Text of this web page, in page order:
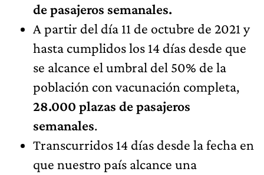
de pasajeros semanales.
A partir del día 11 de octubre de 2021 y
hasta cumplidos los 14 días desde que
se alcance el umbral del 50% de la
población con vacunación completa,
28.000 plazas de pasajeros
semanales.
Transcurridos 14 días desde la fecha en
que nuestro país alcance una